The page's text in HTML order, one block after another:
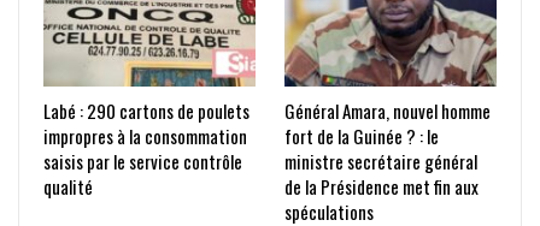
Labé : 290 cartons de poulets
impropres à la consommation
saisis par le service contrôle
qualité
Général Amara, nouvel homme
fort de la Guinée ? : le
ministre secrétaire général
de la Présidence met fin aux
spéculations